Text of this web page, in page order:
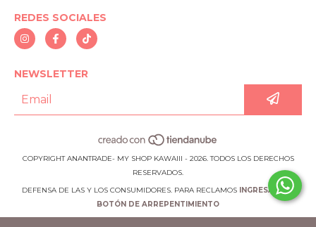
REDES SOCIALES
NEWSLETTER
COPYRIGHT ANANTRADE- MY SHOP KAWAIII - 2026. TODOS LOS DERECHOS
RESERVADOS.
DEFENSA DE LAS Y LOS CONSUMIDORES. PARA RECLAMOS INGRESÁ ACÁ.
BOTÓN DE ARREPENTIMIENTO